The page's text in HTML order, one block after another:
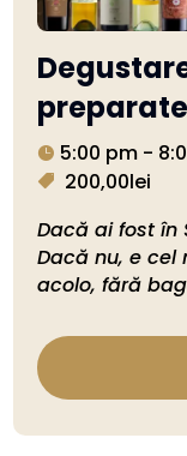
5:00 pm -
200,00lei
Dacă ai fost în
Dacă nu, e
acolo, fără